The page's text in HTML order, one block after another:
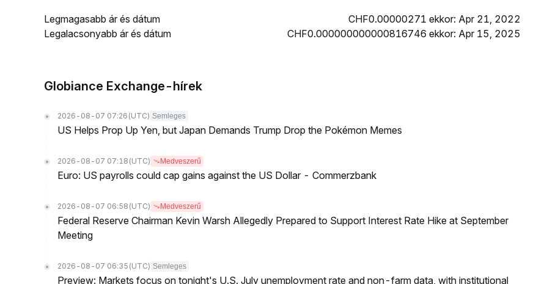
Legmagasabb ár és dátum
CHF0.00000271 ekkor: Apr 21, 2022
Legalacsonyabb ár és dátum
CHF0.000000000000816746 ekkor: Apr 15, 2025
Globiance Exchange-hírek
2026-08-07 07:26 (UTC) Semleges
US Helps Prop Up Yen, but Japan Demands Trump Drop the Pokémon Memes
2026-08-07 07:18 (UTC) Medveszerű
Euro: US payrolls could cap gains against the US Dollar - Commerzbank
2026-08-07 06:58 (UTC) Medveszerű
Federal Reserve Chairman Kevin Warsh Allegedly Prepared to Support Interest Rate Hike at September
Meeting
2026-08-07 06:35 (UTC) Semleges
Preview: Markets focus on tonight's U.S. July unemployment rate and non-farm data, with institutional